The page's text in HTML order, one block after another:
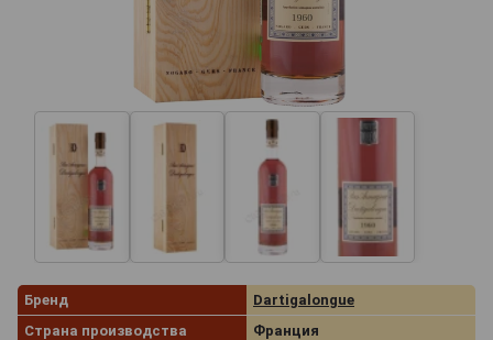
Бренд
Dartigalongue
Страна производства
Франция